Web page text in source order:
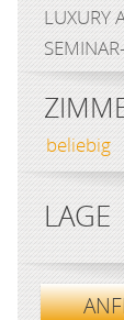
LUXURY
beliebig
LAGE